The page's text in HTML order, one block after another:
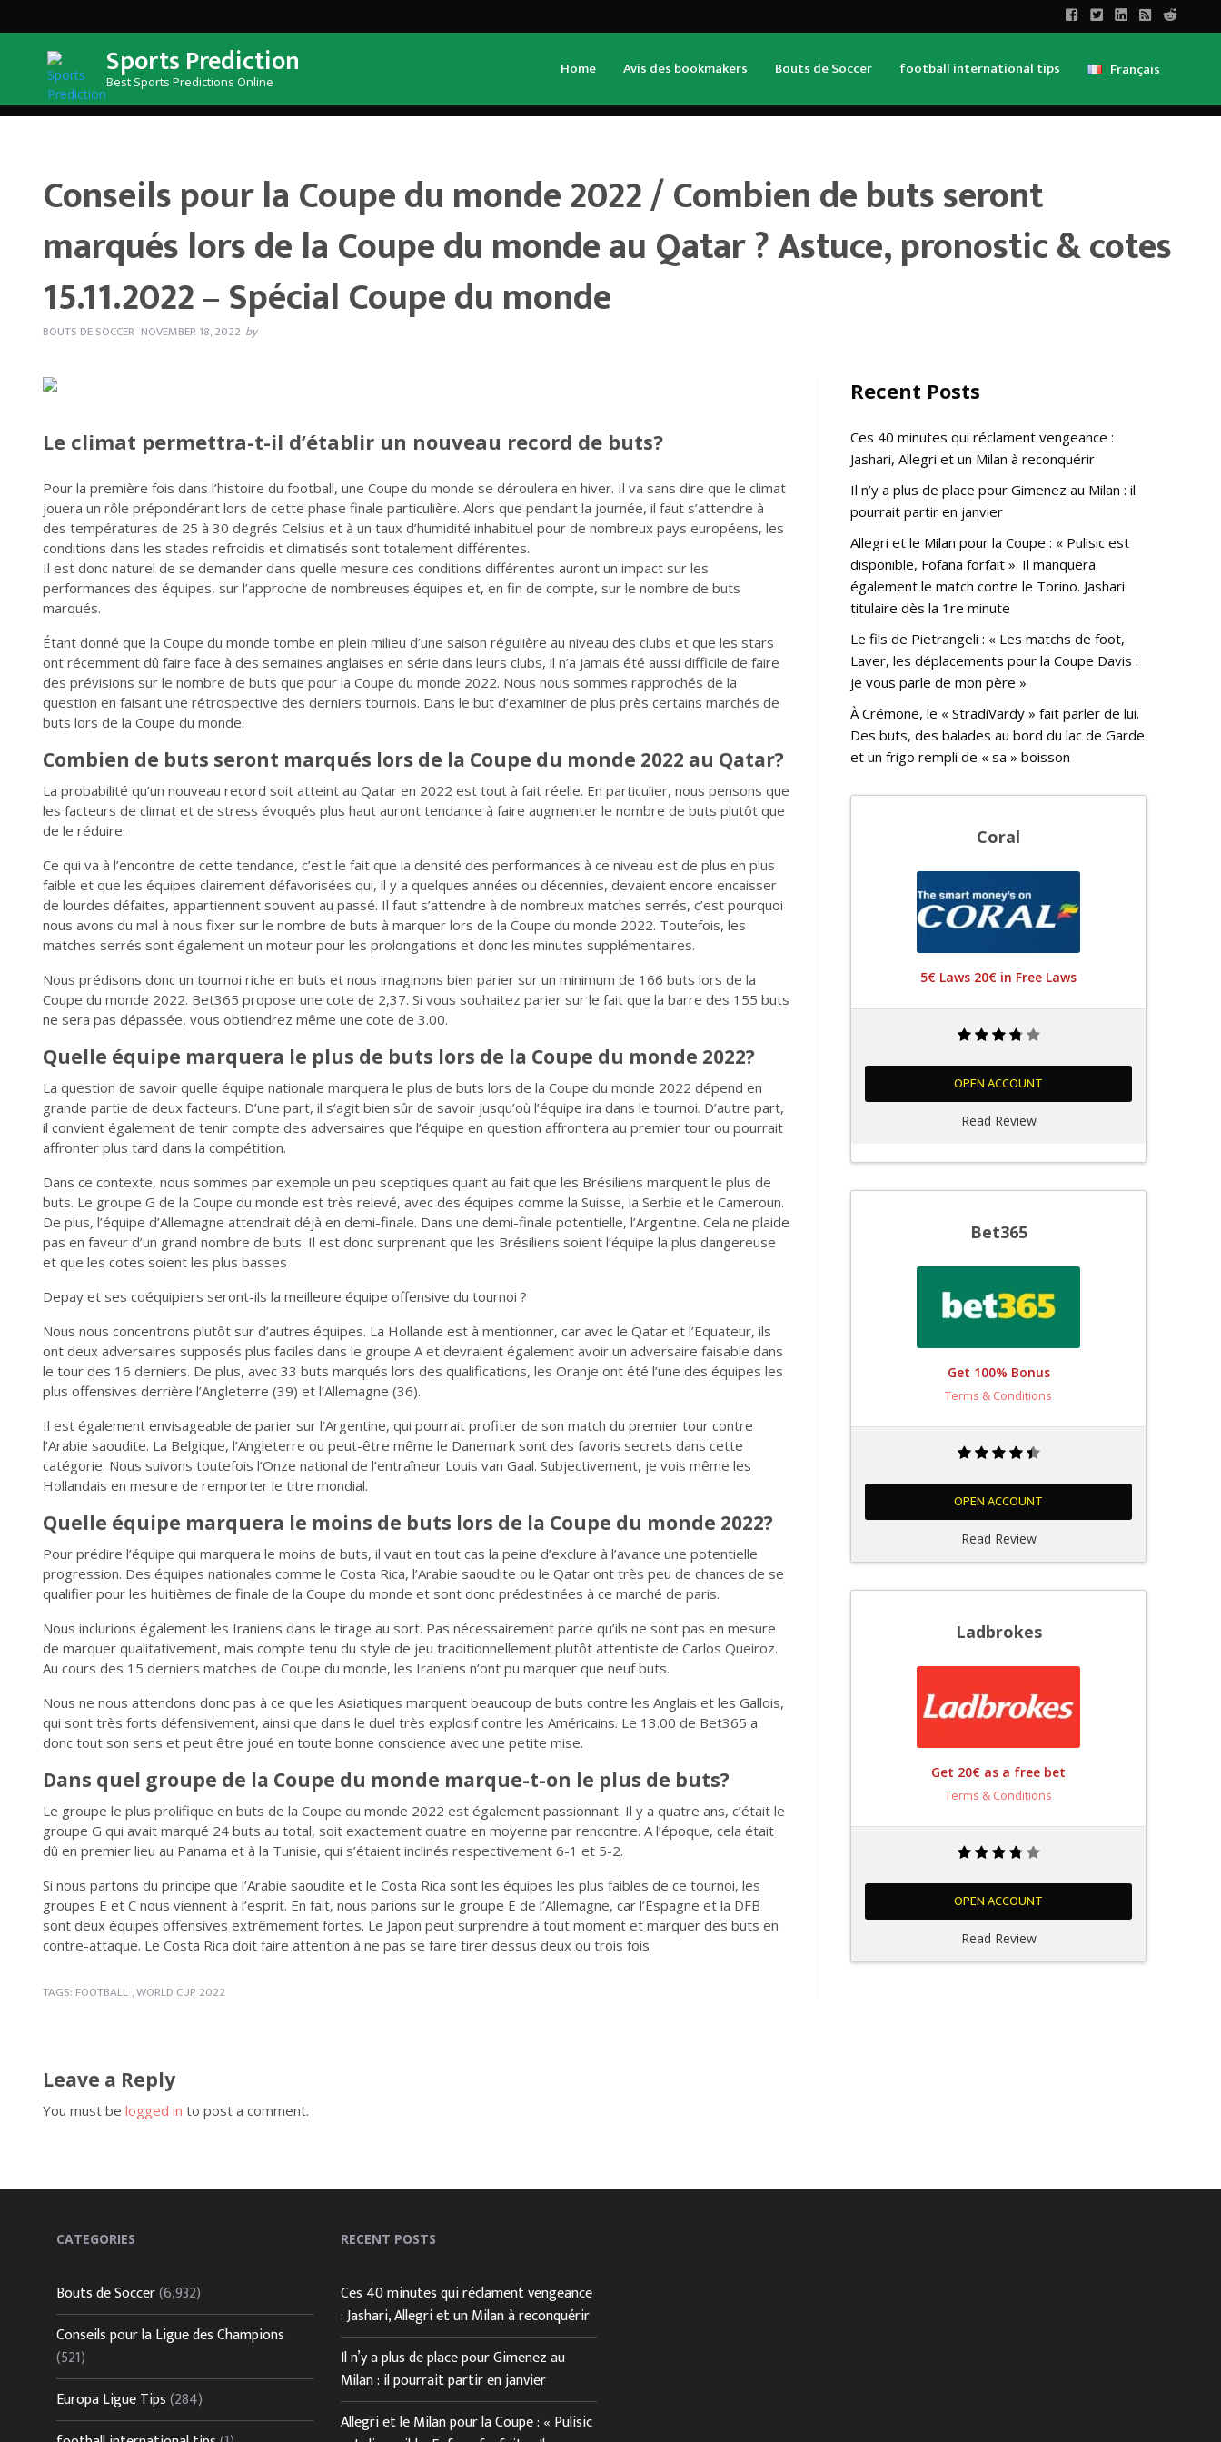
Sports Prediction
Best Sports Predictions Online
Home Avis des bookmakers Bouts de Soccer football international tips Français
Conseils pour la Coupe du monde 2022 / Combien de buts seront marqués
lors de la Coupe du monde au Qatar ? Astuce, pronostic & cotes 15.11.2022
– Spécial Coupe du monde
Conseils pour la Coupe du monde 2022 / Combien de buts seront
marqués lors de la Coupe du monde au Qatar ? Astuce, pronostic & cotes
15.11.2022 – Spécial Coupe du monde
BOUTS DE SOCCER NOVEMBER 18, 2022 by
Le climat permettra-t-il d’établir un nouveau record de buts?
Pour la première fois dans l’histoire du football, une Coupe du monde se déroulera en hiver. Il va sans dire que le climat
jouera un rôle prépondérant lors de cette phase finale particulière. Alors que pendant la journée, il faut s’attendre à
des températures de 25 à 30 degrés Celsius et à un taux d’humidité inhabituel pour de nombreux pays européens, les
conditions dans les stades refroidis et climatisés sont totalement différentes.
Il est donc naturel de se demander dans quelle mesure ces conditions différentes auront un impact sur les
performances des équipes, sur l’approche de nombreuses équipes et, en fin de compte, sur le nombre de buts
marqués.
Étant donné que la Coupe du monde tombe en plein milieu d’une saison régulière au niveau des clubs et que les stars
ont récemment dû faire face à des semaines anglaises en série dans leurs clubs, il n’a jamais été aussi difficile de faire
des prévisions sur le nombre de buts que pour la Coupe du monde 2022. Nous nous sommes rapprochés de la
question en faisant une rétrospective des derniers tournois. Dans le but d’examiner de plus près certains marchés de
buts lors de la Coupe du monde.
Combien de buts seront marqués lors de la Coupe du monde 2022 au Qatar?
La probabilité qu’un nouveau record soit atteint au Qatar en 2022 est tout à fait réelle. En particulier, nous pensons que
les facteurs de climat et de stress évoqués plus haut auront tendance à faire augmenter le nombre de buts plutôt que
de le réduire.
Ce qui va à l’encontre de cette tendance, c’est le fait que la densité des performances à ce niveau est de plus en plus
faible et que les équipes clairement défavorisées qui, il y a quelques années ou décennies, devaient encore encaisser
de lourdes défaites, appartiennent souvent au passé. Il faut s’attendre à de nombreux matches serrés, c’est pourquoi
nous avons du mal à nous fixer sur le nombre de buts à marquer lors de la Coupe du monde 2022. Toutefois, les
matches serrés sont également un moteur pour les prolongations et donc les minutes supplémentaires.
Nous prédisons donc un tournoi riche en buts et nous imaginons bien parier sur un minimum de 166 buts lors de la
Coupe du monde 2022. Bet365 propose une cote de 2,37. Si vous souhaitez parier sur le fait que la barre des 155 buts
ne sera pas dépassée, vous obtiendrez même une cote de 3.00.
Quelle équipe marquera le plus de buts lors de la Coupe du monde 2022?
La question de savoir quelle équipe nationale marquera le plus de buts lors de la Coupe du monde 2022 dépend en
grande partie de deux facteurs. D’une part, il s’agit bien sûr de savoir jusqu’où l’équipe ira dans le tournoi. D’autre part,
il convient également de tenir compte des adversaires que l’équipe en question affrontera au premier tour ou pourrait
affronter plus tard dans la compétition.
Dans ce contexte, nous sommes par exemple un peu sceptiques quant au fait que les Brésiliens marquent le plus de
buts. Le groupe G de la Coupe du monde est très relevé, avec des équipes comme la Suisse, la Serbie et le Cameroun.
De plus, l’équipe d’Allemagne attendrait déjà en demi-finale. Dans une demi-finale potentielle, l’Argentine. Cela ne plaide
pas en faveur d’un grand nombre de buts. Il est donc surprenant que les Brésiliens soient l’équipe la plus dangereuse
et que les cotes soient les plus basses
Depay et ses coéquipiers seront-ils la meilleure équipe offensive du tournoi ?
Nous nous concentrons plutôt sur d’autres équipes. La Hollande est à mentionner, car avec le Qatar et l’Equateur, ils
ont deux adversaires supposés plus faciles dans le groupe A et devraient également avoir un adversaire faisable dans
le tour des 16 derniers. De plus, avec 33 buts marqués lors des qualifications, les Oranje ont été l’une des équipes les
plus offensives derrière l’Angleterre (39) et l’Allemagne (36).
Il est également envisageable de parier sur l’Argentine, qui pourrait profiter de son match du premier tour contre
l’Arabie saoudite. La Belgique, l’Angleterre ou peut-être même le Danemark sont des favoris secrets dans cette
catégorie. Nous suivons toutefois l’Onze national de l’entraîneur Louis van Gaal. Subjectivement, je vois même les
Hollandais en mesure de remporter le titre mondial.
Quelle équipe marquera le moins de buts lors de la Coupe du monde 2022?
Pour prédire l’équipe qui marquera le moins de buts, il vaut en tout cas la peine d’exclure à l’avance une potentielle
progression. Des équipes nationales comme le Costa Rica, l’Arabie saoudite ou le Qatar ont très peu de chances de se
qualifier pour les huitièmes de finale de la Coupe du monde et sont donc prédestinées à ce marché de paris.
Nous inclurions également les Iraniens dans le tirage au sort. Pas nécessairement parce qu’ils ne sont pas en mesure
de marquer qualitativement, mais compte tenu du style de jeu traditionnellement plutôt attentiste de Carlos Queiroz.
Au cours des 15 derniers matches de Coupe du monde, les Iraniens n’ont pu marquer que neuf buts.
Nous ne nous attendons donc pas à ce que les Asiatiques marquent beaucoup de buts contre les Anglais et les Gallois,
qui sont très forts défensivement, ainsi que dans le duel très explosif contre les Américains. Le 13.00 de Bet365 a
donc tout son sens et peut être joué en toute bonne conscience avec une petite mise.
Dans quel groupe de la Coupe du monde marque-t-on le plus de buts?
Le groupe le plus prolifique en buts de la Coupe du monde 2022 est également passionnant. Il y a quatre ans, c’était le
groupe G qui avait marqué 24 buts au total, soit exactement quatre en moyenne par rencontre. A l’époque, cela était
dû en premier lieu au Panama et à la Tunisie, qui s’étaient inclinés respectivement 6-1 et 5-2.
Si nous partons du principe que l’Arabie saoudite et le Costa Rica sont les équipes les plus faibles de ce tournoi, les
groupes E et C nous viennent à l’esprit. En fait, nous parions sur le groupe E de l’Allemagne, car l’Espagne et la DFB
sont deux équipes offensives extrêmement fortes. Le Japon peut surprendre à tout moment et marquer des buts en
contre-attaque. Le Costa Rica doit faire attention à ne pas se faire tirer dessus deux ou trois fois
TAGS: FOOTBALL ,WORLD CUP 2022
Leave a Reply
You must be logged in to post a comment.
Recent Posts
Ces 40 minutes qui réclament vengeance :
Jashari, Allegri et un Milan à reconquérir
Il n’y a plus de place pour Gimenez au Milan : il
pourrait partir en janvier
Allegri et le Milan pour la Coupe : « Pulisic est
disponible, Fofana forfait ». Il manquera
également le match contre le Torino. Jashari
titulaire dès la 1re minute
Le fils de Pietrangeli : « Les matchs de foot,
Laver, les déplacements pour la Coupe Davis :
je vous parle de mon père »
À Crémone, le « StradiVardy » fait parler de lui.
Des buts, des balades au bord du lac de Garde
et un frigo rempli de « sa » boisson
Coral
5€ Laws 20€ in Free Laws
OPEN ACCOUNT
Read Review
Bet365
Get 100% Bonus
Terms & Conditions
OPEN ACCOUNT
Read Review
Ladbrokes
Get 20€ as a free bet
Terms & Conditions
OPEN ACCOUNT
Read Review
CATEGORIES
Bouts de Soccer(6,932)
Conseils pour la Ligue des Champions
(521)
Europa Ligue Tips(284)
RECENT POSTS
Ces 40 minutes qui réclament vengeance
: Jashari, Allegri et un Milan à reconquérir
Il n’y a plus de place pour Gimenez au
Milan : il pourrait partir en janvier
Allegri et le Milan pour la Coupe : « Pulisic